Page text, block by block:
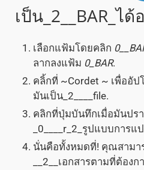
เป็น_2__BAR_ได้
เลือกแฟ้มโดยคลิก
ลากลงแฟ้ม 0_BAR.
คลิ้กที่ ~Cordet ~ เพื่ออัป
มันเป็น_2____file.
คลิกที่ปุ่มบันทึกเมื่อมันปร
_0____r_2_รูปแบบการแ
นั่นคือทั้งหมดที่! คุณสามา
__2__เอกสารตามที่ต้องก